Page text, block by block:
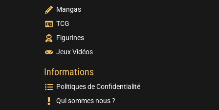
Mangas
TCG
Figurines
Jeux Vidéos
Informations
Politiques de Confidentialité
Qui sommes nous ?